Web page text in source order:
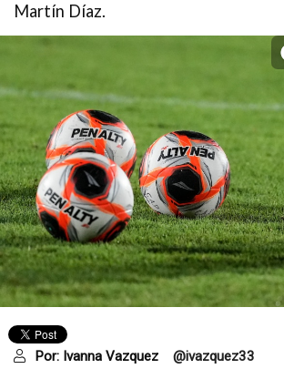
Martín Díaz.
Por: Ivanna Vazquez @ivazquez33